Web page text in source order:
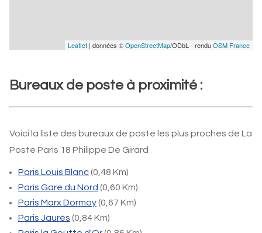
Leaflet | données ©OpenStreetMap/ODbL - renduOSM France
Bureaux de poste à proximité :
Voici la liste des bureaux de poste les plus proches de La
Poste Paris 18 Philippe De Girard
Paris Louis Blanc(0,48 Km)
Paris Gare du Nord (0,60 Km)
Paris Marx Dormoy(0,67 Km)
Paris Jaurès (0,84 Km)